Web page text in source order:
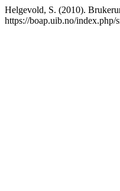
Helgevold, S. (2010).
https://boap.uib.no/index.php/